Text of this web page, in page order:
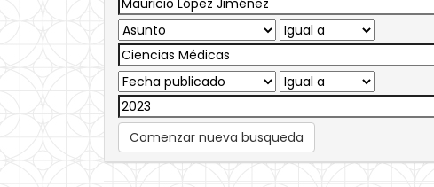
Comenzar nueva busqueda